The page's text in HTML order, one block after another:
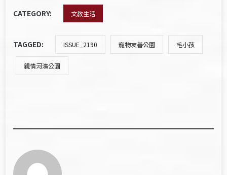
CATEGORY: 文教生活
TAGGED: ISSUE_2190 寵物友善公園 毛小孩
親情河濱公園